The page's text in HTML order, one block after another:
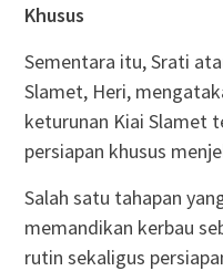
Khusus
Sementara itu, Srati
Slamet, Heri,
keturunan Kiai Slamet
persiapan khusus
Salah satu tahapan
memandikan kerbau
rutin sekaligus